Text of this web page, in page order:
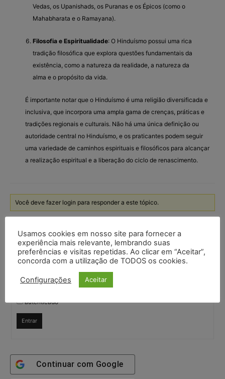
Vedas, os Upanishads, os Puranas e os Épicos (como o
Mahabharata e o Ramayana).
Filosofia e Espiritualidade: O Hinduísmo possui uma rica
tradição filosófica que explora questões fundamentais da
existência, como a natureza da realidade, a natureza da
alma e o propósito da vida.
É importante notar que o Hinduísmo é uma religião diversificada e
inclusiva, que incorpora uma ampla gama de crenças, práticas e
tradições regionais e culturais. Não há uma única definição ou
autoridade central no Hinduísmo, e os praticantes podem seguir
uma variedade de caminhos espirituais e filosóficos para alcançar
a realização espiritual e a liberação do ciclo de renascimento.
Você deve fazer login para responder a este tópico.
Senha:
autenticado
Entrar
Continuar com Google
Usamos cookies em nosso site para fornecer a
experiência mais relevante, lembrando suas
preferências e visitas repetidas. Ao clicar em “Aceitar”,
concorda com a utilização de TODOS os cookies.
Configurações Aceitar